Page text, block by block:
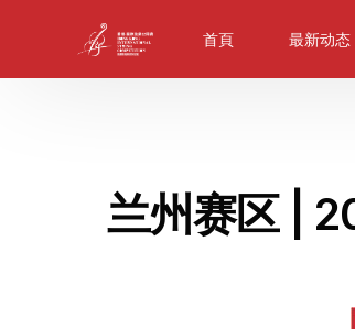
首頁 最新动态
兰州赛区 |